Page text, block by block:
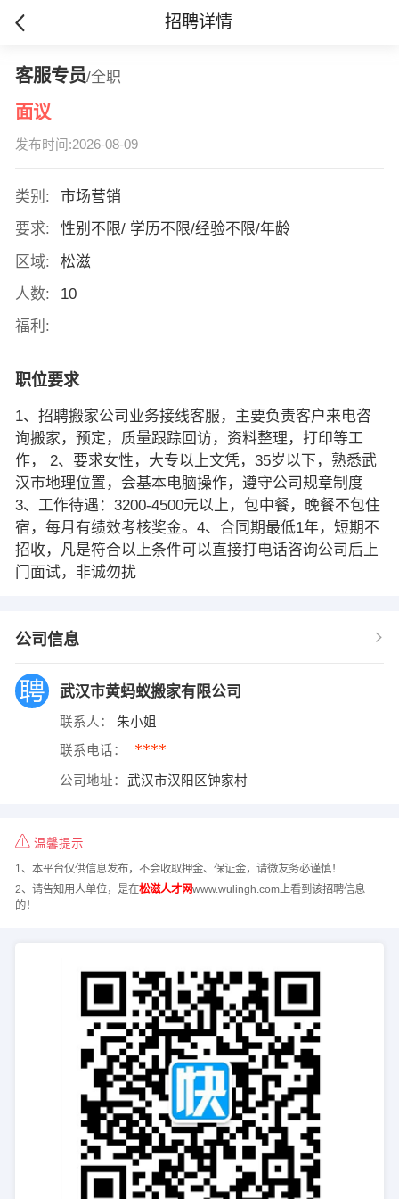
招聘详情
客服专员/全职
面议
发布时间:2026-08-09
类别:
市场营销
要求:
性别不限/ 学历不限/经验不限/年龄
区域:
松滋
人数:
10
福利:
职位要求
1、招聘搬家公司业务接线客服，主要负责客户来电咨
询搬家，预定，质量跟踪回访，资料整理，打印等工
作， 2、要求女性，大专以上文凭，35岁以下，熟悉武
汉市地理位置，会基本电脑操作，遵守公司规章制度
3、工作待遇：3200-4500元以上，包中餐，晚餐不包住
宿，每月有绩效考核奖金。4、合同期最低1年，短期不
招收，凡是符合以上条件可以直接打电话咨询公司后上
门面试，非诚勿扰
公司信息
武汉市黄蚂蚁搬家有限公司
联系人： 朱小姐
联系电话： ****
公司地址： 武汉市汉阳区钟家村
温馨提示
1、本平台仅供信息发布，不会收取押金、保证金，请微友务必谨慎！
2、请告知用人单位，是在松滋人才网www.wulingh.com上看到该招聘信息
的！